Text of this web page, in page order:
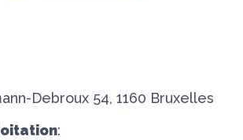
Debroux 54, 1160 Bruxelles
: